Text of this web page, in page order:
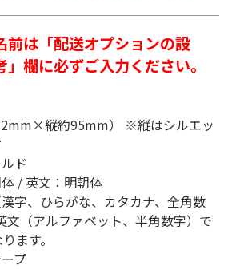
は「配送オプションの設
欄に必ずご入力ください。
縦約95mm） ※縦はシルエッ
ド
/ 英文：明朝体
字、ひらがな、カタカナ、全角数
文（アルファベット、半角数字）で
ます。
プ